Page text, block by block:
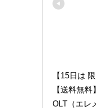
【15日は
【送料無
OLT（エレ